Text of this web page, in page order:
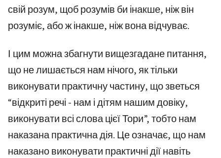
свій розум, щоб розумів би інакше, ніж він
розуміє, або ж інакше, ніж вона відчуває.
І цим можна збагнути вищезгадане питання,
що не лишається нам нічого, як тільки
виконувати практичну частину, що зветься
“відкриті речі - нам і дітям нашим довіку,
виконувати всі слова цієї Тори”, тобто нам
наказана практична дія. Це означає, що нам
наказано виконувати практичні дії навіть